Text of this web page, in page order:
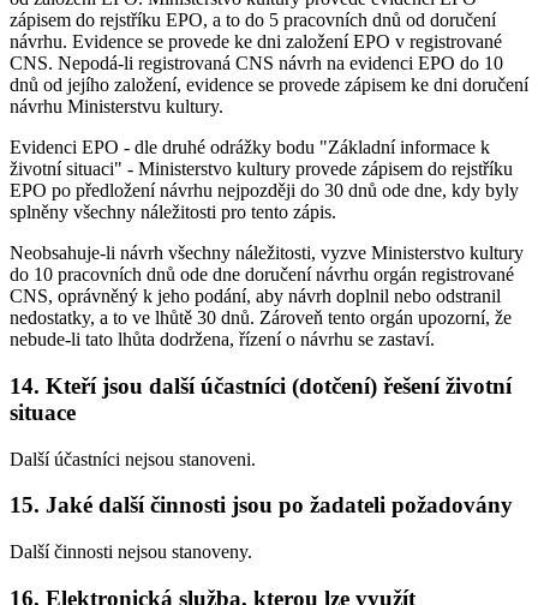
zápisem do rejstříku EPO, a to do 5 pracovních dnů od doručení
návrhu. Evidence se provede ke dni založení EPO v registrované
CNS. Nepodá-li registrovaná CNS návrh na evidenci EPO do 10
dnů od jejího založení, evidence se provede zápisem ke dni doručení
návrhu Ministerstvu kultury.
Evidenci EPO - dle druhé odrážky bodu "Základní informace k
životní situaci" - Ministerstvo kultury provede zápisem do rejstříku
EPO po předložení návrhu nejpozději do 30 dnů ode dne, kdy byly
splněny všechny náležitosti pro tento zápis.
Neobsahuje-li návrh všechny náležitosti, vyzve Ministerstvo kultury
do 10 pracovních dnů ode dne doručení návrhu orgán registrované
CNS, oprávněný k jeho podání, aby návrh doplnil nebo odstranil
nedostatky, a to ve lhůtě 30 dnů. Zároveň tento orgán upozorní, že
nebude-li tato lhůta dodržena, řízení o návrhu se zastaví.
14. Kteří jsou další účastníci (dotčení) řešení životní
situace
Další účastníci nejsou stanoveni.
15. Jaké další činnosti jsou po žadateli požadovány
Další činnosti nejsou stanoveny.
16. Elektronická služba, kterou lze využít